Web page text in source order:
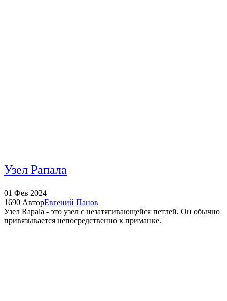
Узел Рапала
01 Фев 2024
1690 АвторЕвгений Панов
Узел Rapala - это узел с незатягивающейся петлей. Он обычно
привязывается непосредственно к приманке.